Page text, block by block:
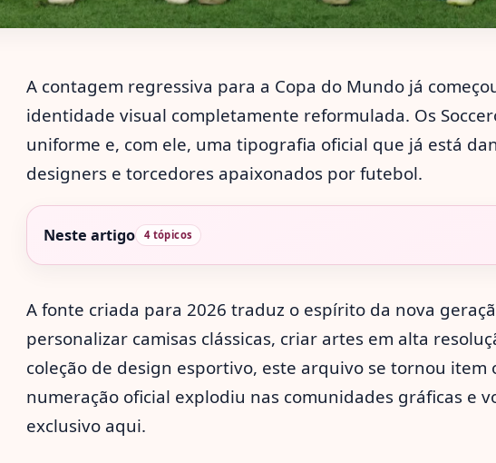
A contagem regressiva para a Copa do Mundo já
identidade visual completamente reformulada. Os
uniforme e, com ele, uma tipografia oficial que já está
designers e torcedores apaixonados por futebol.
Neste artigo 4 tópicos
A fonte criada para 2026 traduz o espírito da nova
personalizar camisas clássicas, criar artes em alta
coleção de design esportivo, este arquivo se tornou
numeração oficial explodiu nas comunidades gráficas e
exclusivo aqui.